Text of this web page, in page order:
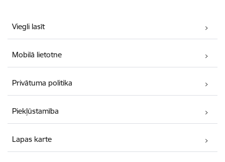
Viegli lasīt
Mobilā lietotne
Privātuma politika
Piekļūstamība
Lapas karte